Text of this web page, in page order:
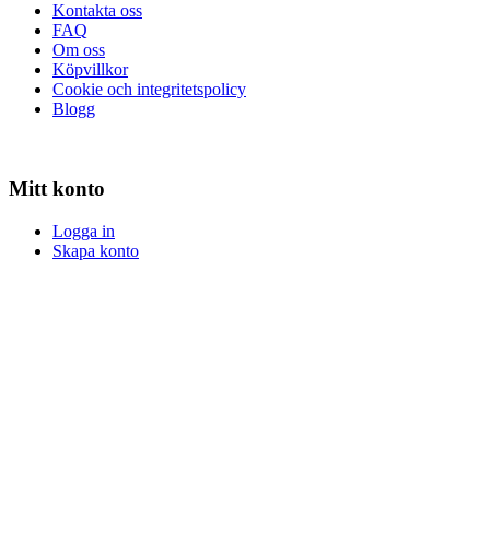
Kontakta oss
FAQ
Om oss
Köpvillkor
Cookie och integritetspolicy
Blogg
Mitt konto
Logga in
Skapa konto